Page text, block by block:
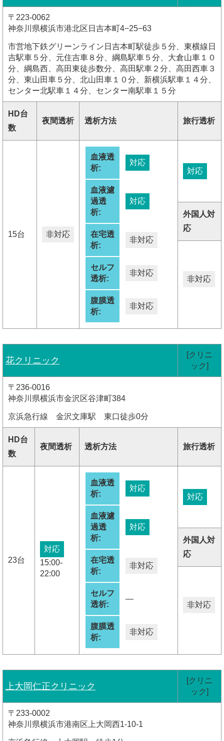
〒223-0062
神奈川県横浜市港北区日吉本町4−25−63
市営地下鉄グリーンライン日吉本町駅徒歩５分、東横線日
吉駅車５分、元住吉車８分、綱島駅車５分、大倉山車１０
分、綱島西、高田東徒歩数分、高田駅車２分、高田西車３
分、東山田車５分、北山田車１０分、新横浜駅車１４分、
センター北駅車１４分、センター南駅車１５分
HD台
数
夜間透析 透析方法 旅行透析
15台 非対応
血液透
析:
対応
血液濾
過透
析:
対応
在宅透
析:
非対応
セルフ
透析:
非対応
腹膜透
析:
非対応
対応
外国人対
応
非対応
花クリニック
[クリニ
ック]
〒236-0016
神奈川県横浜市金沢区谷津町384
京浜急行線 金沢文庫駅 東口徒歩0分
HD台
数
夜間透析 透析方法 旅行透析
23台
対応
15:00-
22:00
血液透
析:
対応
血液濾
過透
析:
対応
在宅透
析:
非対応
セルフ
透析:
―
腹膜透
析:
非対応
対応
外国人対
応
非対応
上大岡仁正クリニック
[クリニ
ック]
〒233-0002
神奈川県横浜市港南区上大岡西1-10-1